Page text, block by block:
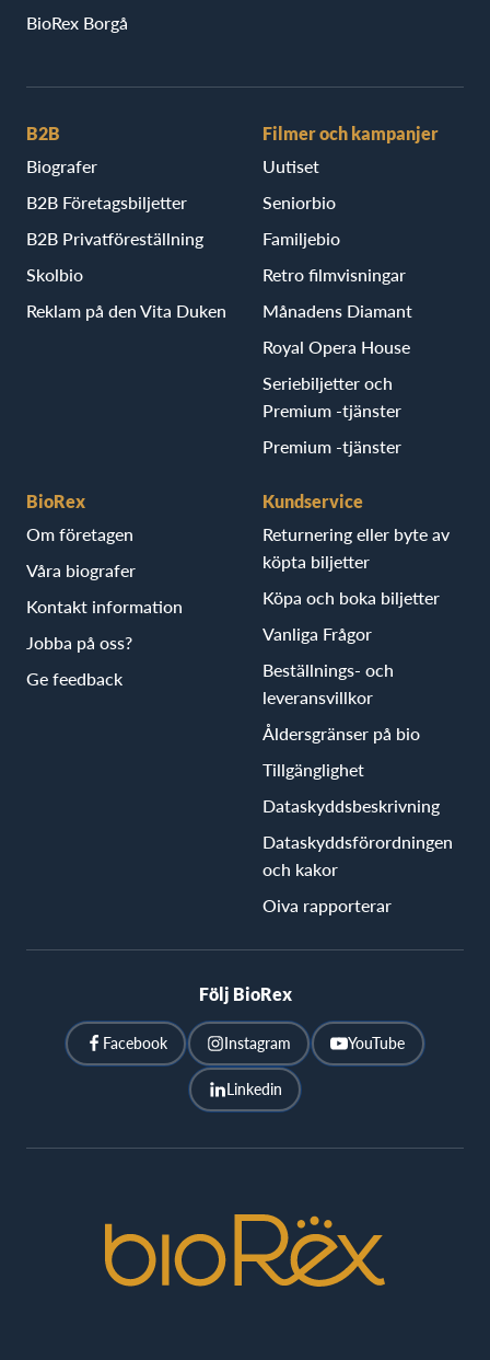
BioRex Borgå
B2B
Biografer
B2B Företagsbiljetter
B2B Privatföreställning
Skolbio
Reklam på den Vita Duken
Filmer och kampanjer
Uutiset
Seniorbio
Familjebio
Retro filmvisningar
Månadens Diamant
Royal Opera House
Seriebiljetter och
Premium -tjänster
Premium -tjänster
BioRex
Om företagen
Våra biografer
Kontakt information
Jobba på oss?
Ge feedback
Kundservice
Returnering eller byte av
köpta biljetter
Köpa och boka biljetter
Vanliga Frågor
Beställnings- och
leveransvillkor
Åldersgränser på bio
Tillgänglighet
Dataskyddsbeskrivning
Dataskyddsförordningen
och kakor
Oiva rapporterar
Följ BioRex
Facebook Instagram YouTube
Linkedin
Cinemas